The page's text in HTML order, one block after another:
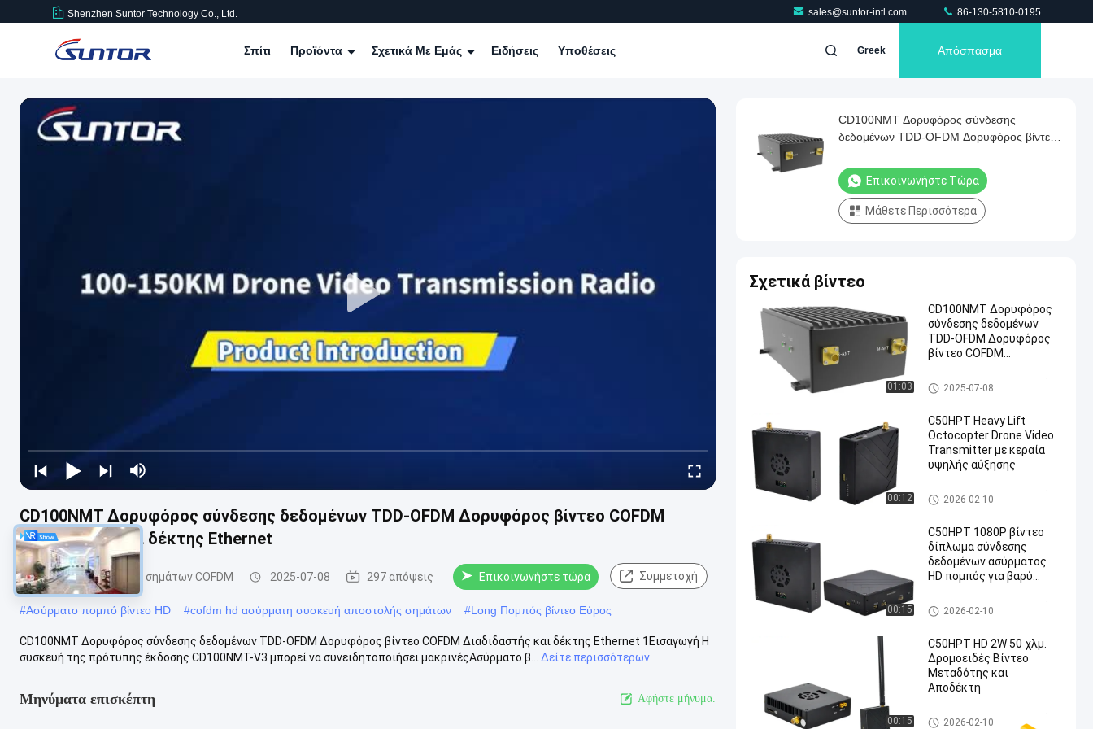
Shenzhen Suntor Technology Co., Ltd. sales@suntor-intl.com 86-130-5810-0195
Σπίτι Προϊόντα Σχετικά Με Εμάς Ειδήσεις Υποθέσεις Greek Απόσπασμα
CD100NMT Δορυφόρος σύνδεσης δεδομένων TDD-OFDM Δορυφόρος βίντεο COFDM
Διαδιδαστής και δέκτης Ethernet
Συσκευή αποστολής σημάτων COFDM 2025-07-08 297 απόψεις Επικοινωνήστε τώρα Συμμετοχή
#Ασύρματο πομπό βίντεο HD #cofdm hd ασύρματη συσκευή αποστολής σημάτων #Long Πομπός βίντεο Εύρος
CD100NMT Δορυφόρος σύνδεσης δεδομένων TDD-OFDM Δορυφόρος βίντεο COFDM Διαδιδαστής και δέκτης Ethernet 1Εισαγωγή Η
συσκευή της πρότυπης έκδοσης CD100NMT-V3 μπορεί να συνειδητοποιήσει μακρινέςΑσύρματο β...
Δείτε περισσότερων
Μηνύματα επισκέπτη Αφήστε μήνυμα.
CD100NMT Δορυφόρος σύνδεσης
δεδομένων TDD-OFDM Δορυφόρος βίντεο
Επικοινωνήστε Τώρα
Μάθετε Περισσότερα
Σχετικά βίντεο
01:03
CD100NMT Δορυφόρος
σύνδεσης δεδομένων
TDD-OFDM Δορυφόρος
βίντεο COFDM
Ethernet
Συσκευή αποστολής σημάτ
ων COFDM
2025-07-08
00:12
C50HPT Heavy Lift
Octocopter Drone Video
Transmitter με κεραία
υψηλής αύξησης
Συσκευή αποστολής σημάτ
ων COFDM
2026-02-10
00:15
C50HPT 1080P βίντεο
δίπλωμα σύνδεσης
δεδομένων ασύρματος
HD πομπός για βαρύ
Συσκευή αποστολής σημάτ
ων COFDM
2026-02-10
00:15
C50HPT HD 2W 50 χλμ.
Δρομοειδές Βίντεο
Μεταδότης και
Αποδέκτη
Συσκευή αποστολής σημάτ
2026-02-10